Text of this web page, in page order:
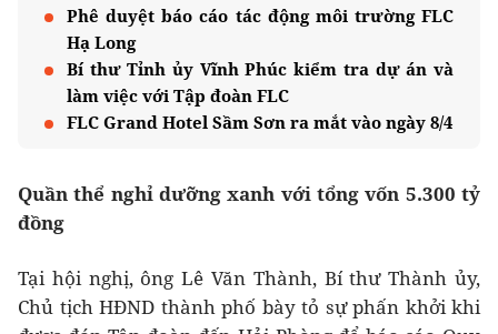
Phê duyệt báo cáo tác động môi trường FLC
Hạ Long
Bí thư Tỉnh ủy Vĩnh Phúc kiểm tra dự án và
làm việc với Tập đoàn FLC
FLC Grand Hotel Sầm Sơn ra mắt vào ngày 8/4
Quần thể nghỉ dưỡng xanh với tổng vốn 5.300 tỷ
đồng
Tại hội nghị, ông Lê Văn Thành, Bí thư Thành ủy,
Chủ tịch HĐND thành phố bày tỏ sự phấn khởi khi